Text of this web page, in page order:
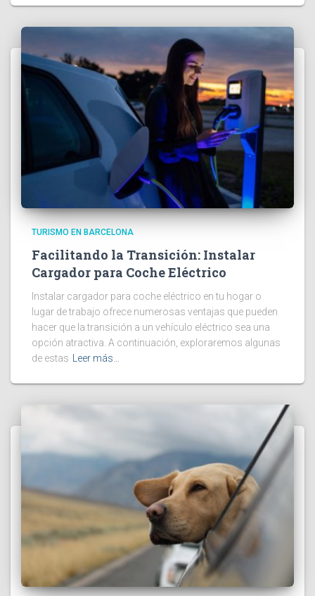
TURISMO EN BARCELONA
Facilitando la Transición: Instalar
Cargador para Coche Eléctrico
Instalar cargador para coche eléctrico en tu hogar o
lugar de trabajo ofrece numerosas ventajas que pueden
hacer que la transición a un vehículo eléctrico sea una
opción atractiva. A continuación, exploraremos algunas
de estas Leer más…